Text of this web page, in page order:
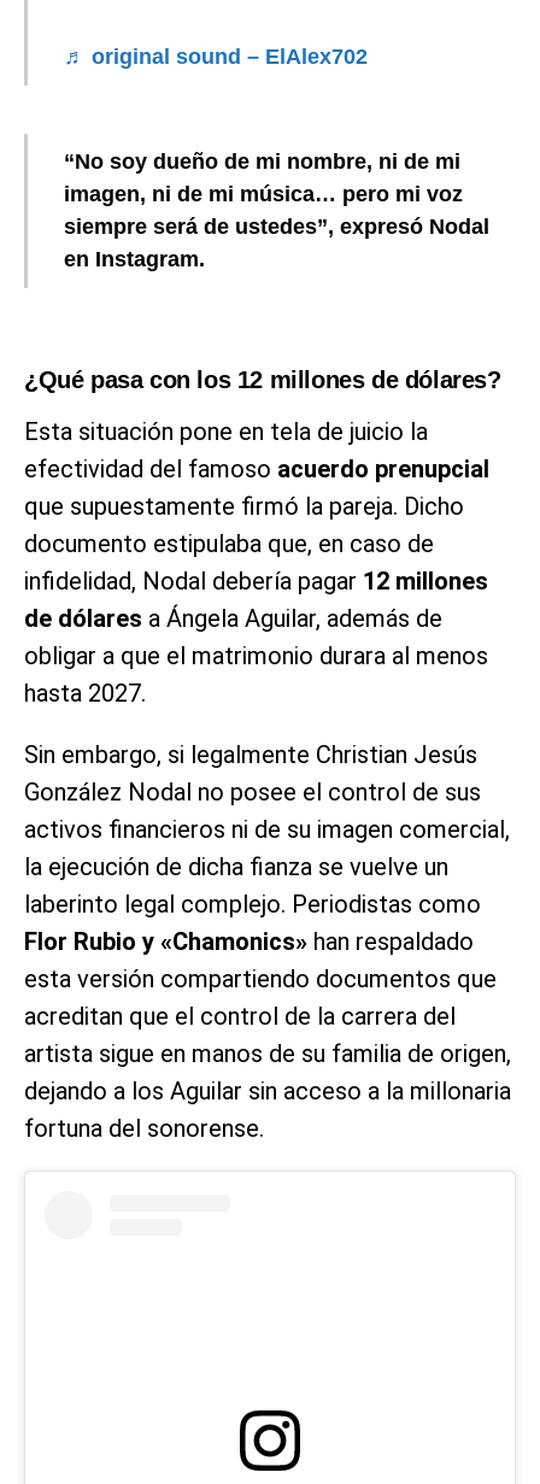
♬ original sound – ElAlex702
“No soy dueño de mi nombre, ni de mi
imagen, ni de mi música… pero mi voz
siempre será de ustedes”, expresó Nodal
en Instagram.
¿Qué pasa con los 12 millones de dólares?
Esta situación pone en tela de juicio la
efectividad del famoso acuerdo prenupcial
que supuestamente firmó la pareja. Dicho
documento estipulaba que, en caso de
infidelidad, Nodal debería pagar 12 millones
de dólares a Ángela Aguilar, además de
obligar a que el matrimonio durara al menos
hasta 2027.
Sin embargo, si legalmente Christian Jesús
González Nodal no posee el control de sus
activos financieros ni de su imagen comercial,
la ejecución de dicha fianza se vuelve un
laberinto legal complejo. Periodistas como
Flor Rubio y «Chamonics» han respaldado
esta versión compartiendo documentos que
acreditan que el control de la carrera del
artista sigue en manos de su familia de origen,
dejando a los Aguilar sin acceso a la millonaria
fortuna del sonorense.